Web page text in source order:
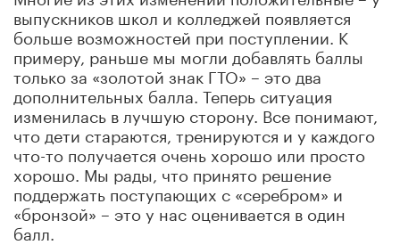
выпускников школ и колледжей появляется
больше возможностей при поступлении. К
примеру, раньше мы могли добавлять баллы
только за «золотой знак ГТО» – это два
дополнительных балла. Теперь ситуация
изменилась в лучшую сторону. Все понимают,
что дети стараются, тренируются и у каждого
что-то получается очень хорошо или просто
хорошо. Мы рады, что принято решение
поддержать поступающих с «серебром» и
«бронзой» – это у нас оценивается в один
балл.